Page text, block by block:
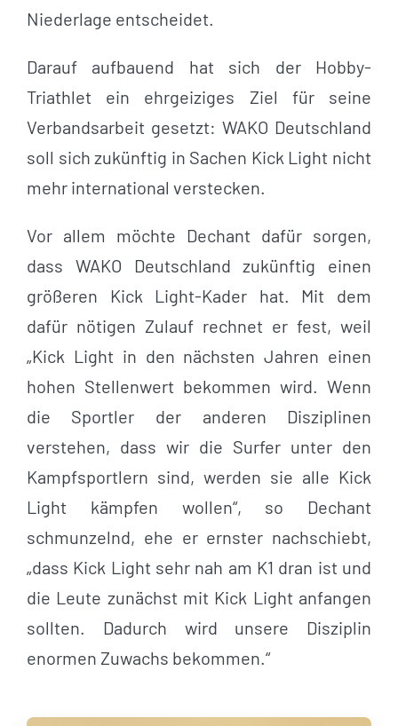
Niederlage entscheidet.
Darauf aufbauend hat sich der Hobby-
Triathlet ein ehrgeiziges Ziel für seine
Verbandsarbeit gesetzt: WAKO Deutschland
soll sich zukünftig in Sachen Kick Light nicht
mehr international verstecken.
Vor allem möchte Dechant dafür sorgen,
dass WAKO Deutschland zukünftig einen
größeren Kick Light-Kader hat. Mit dem
dafür nötigen Zulauf rechnet er fest, weil
„Kick Light in den nächsten Jahren einen
hohen Stellenwert bekommen wird. Wenn
die Sportler der anderen Disziplinen
verstehen, dass wir die Surfer unter den
Kampfsportlern sind, werden sie alle Kick
Light kämpfen wollen“, so Dechant
schmunzelnd, ehe er ernster nachschiebt,
„dass Kick Light sehr nah am K1 dran ist und
die Leute zunächst mit Kick Light anfangen
sollten. Dadurch wird unsere Disziplin
enormen Zuwachs bekommen.“